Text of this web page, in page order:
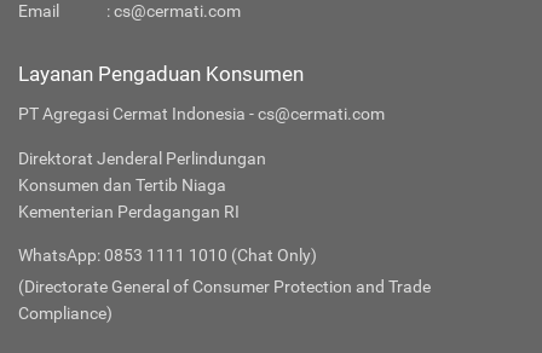
Email
:cs@cermati.com
Layanan Pengaduan Konsumen
PT Agregasi Cermat Indonesia - cs@cermati.com
Direktorat Jenderal Perlindungan
Konsumen dan Tertib Niaga
Kementerian Perdagangan RI
WhatsApp: 0853 1111 1010 (Chat Only)
(Directorate General of Consumer Protection and Trade
Compliance)